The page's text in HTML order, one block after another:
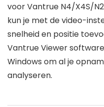
voor Vantrue N4/X4S/
kun je met de video-
snelheid en positie
Vantrue Viewer
Windows om al je
analyseren.